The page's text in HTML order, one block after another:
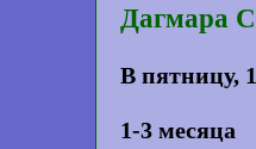
Дагмара
В пятницу,
1-3 месяца